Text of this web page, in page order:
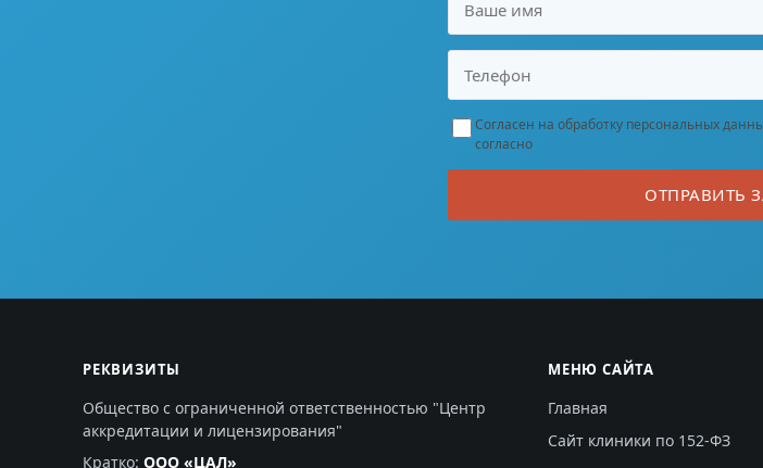
Согласен на обработку персональных
согласно
ОТПРАВИТЬ
РЕКВИЗИТЫ
Общество с ограниченной ответственностью "Центр
аккредитации и лицензирования"
Кратко: ООО «ЦАЛ»
МЕНЮ САЙТА
Главная
Сайт клиники по 152-ФЗ